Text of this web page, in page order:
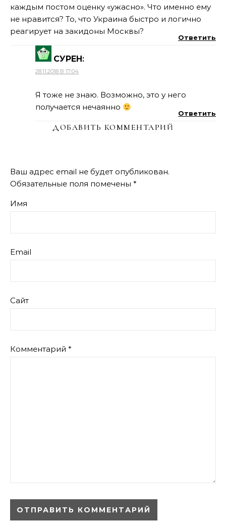
каждым постом оценку «ужасно». Что именно ему
не нравится? То, что Украина быстро и логично
реагирует на закидоны Москвы?
Ответить
СУРЕН:
28.11.2018 В 17:04
Я тоже не знаю. Возможно, это у него
получается нечаянно
Ответить
ДОБАВИТЬ КОММЕНТАРИЙ
Ваш адрес email не будет опубликован.
Обязательные поля помечены *
Имя
Email
Сайт
Комментарий *